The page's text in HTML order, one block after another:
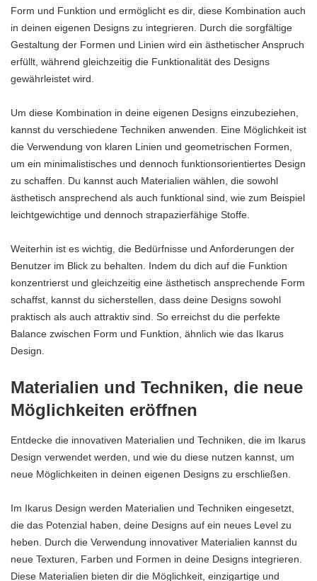
Form und Funktion und ermöglicht es dir, diese Kombination auch
in deinen eigenen Designs zu integrieren. Durch die sorgfältige
Gestaltung der Formen und Linien wird ein ästhetischer Anspruch
erfüllt, während gleichzeitig die Funktionalität des Designs
gewährleistet wird.
Um diese Kombination in deine eigenen Designs einzubeziehen,
kannst du verschiedene Techniken anwenden. Eine Möglichkeit ist
die Verwendung von klaren Linien und geometrischen Formen,
um ein minimalistisches und dennoch funktionsorientiertes Design
zu schaffen. Du kannst auch Materialien wählen, die sowohl
ästhetisch ansprechend als auch funktional sind, wie zum Beispiel
leichtgewichtige und dennoch strapazierfähige Stoffe.
Weiterhin ist es wichtig, die Bedürfnisse und Anforderungen der
Benutzer im Blick zu behalten. Indem du dich auf die Funktion
konzentrierst und gleichzeitig eine ästhetisch ansprechende Form
schaffst, kannst du sicherstellen, dass deine Designs sowohl
praktisch als auch attraktiv sind. So erreichst du die perfekte
Balance zwischen Form und Funktion, ähnlich wie das Ikarus
Design.
Materialien und Techniken, die neue
Möglichkeiten eröffnen
Entdecke die innovativen Materialien und Techniken, die im Ikarus
Design verwendet werden, und wie du diese nutzen kannst, um
neue Möglichkeiten in deinen eigenen Designs zu erschließen.
Im Ikarus Design werden Materialien und Techniken eingesetzt,
die das Potenzial haben, deine Designs auf ein neues Level zu
heben. Durch die Verwendung innovativer Materialien kannst du
neue Texturen, Farben und Formen in deine Designs integrieren.
Diese Materialien bieten dir die Möglichkeit, einzigartige und